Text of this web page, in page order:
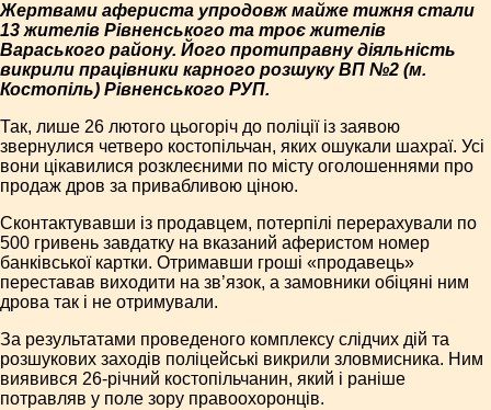
Жертвами афериста упродовж майже тижня стали
13 жителів Рівненського та троє жителів
Вараського району. Його протиправну діяльність
викрили працівники карного розшуку ВП №2 (м.
Костопіль) Рівненського РУП.
Так, лише 26 лютого цьогоріч до поліції із заявою
звернулися четверо костопільчан, яких ошукали шахраї. Усі
вони цікавилися розклеєними по місту оголошеннями про
продаж дров за привабливою ціною.
Сконтактувавши із продавцем, потерпілі перерахували по
500 гривень завдатку на вказаний аферистом номер
банківської картки. Отримавши гроші «продавець»
переставав виходити на зв’язок, а замовники обіцяні ним
дрова так і не отримували.
За результатами проведеного комплексу слідчих дій та
розшукових заходів поліцейські викрили зловмисника. Ним
виявився 26-річний костопільчанин, який і раніше
потравляв у поле зору правоохоронців.